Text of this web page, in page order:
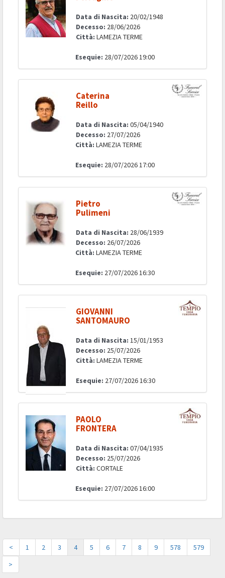
Data di Nascita: 20/02/1948
Decesso: 28/06/2026
Città: LAMEZIA TERME
Esequie: 28/07/2026 19:00
Caterina
Reillo
Data di Nascita: 05/04/1940
Decesso: 27/07/2026
Città: LAMEZIA TERME
Esequie: 28/07/2026 17:00
Pietro
Pulimeni
Data di Nascita: 28/06/1939
Decesso: 26/07/2026
Città: LAMEZIA TERME
Esequie: 27/07/2026 16:30
GIOVANNI
SANTOMAURO
Data di Nascita: 15/01/1953
Decesso: 25/07/2026
Città: LAMEZIA TERME
Esequie: 27/07/2026 16:30
PAOLO
FRONTERA
Data di Nascita: 07/04/1935
Decesso: 25/07/2026
Città: CORTALE
Esequie: 27/07/2026 16:00
< 1 2 3 4 5 6 7 8 9 578
579
>